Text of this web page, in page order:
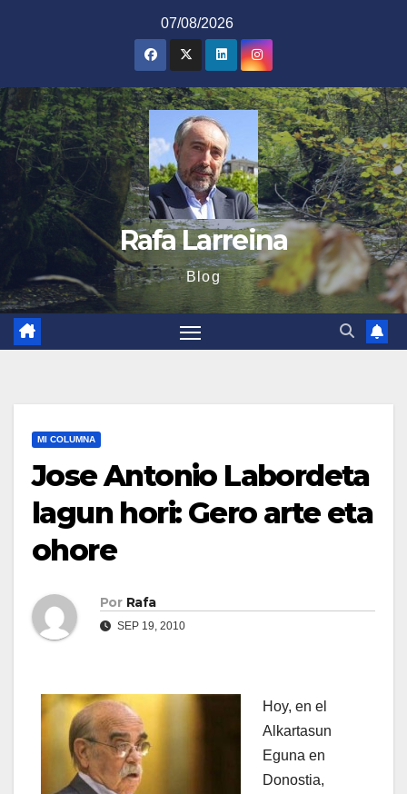
07/08/2026
Rafa Larreina
Blog
MI COLUMNA
Jose Antonio Labordeta
lagun hori: Gero arte eta
ohore
Por Rafa
SEP 19, 2010
Hoy, en el
Alkartasun
Eguna en
Donostia,